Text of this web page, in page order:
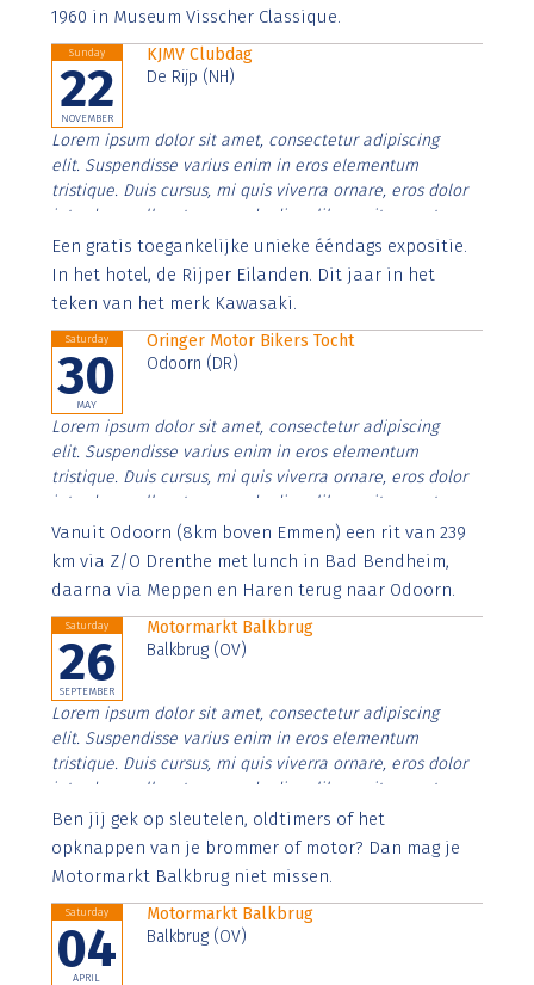
1960 in Museum Visscher Classique.
Sunday
22
NOVEMBER
KJMV Clubdag
De Rijp (NH)
Lorem ipsum dolor sit amet, consectetur adipiscing
elit. Suspendisse varius enim in eros elementum
tristique. Duis cursus, mi quis viverra ornare, eros dolor
interdum nulla, ut commodo diam libero vitae erat.
Aenean faucibus nibh et justo cursus id rutrum lorem
imperdiet. Nunc ut sem vitae risus tristique posuere.
Een gratis toegankelijke unieke ééndags expositie.
In het hotel, de Rijper Eilanden. Dit jaar in het
teken van het merk Kawasaki.
Saturday
30
MAY
Oringer Motor Bikers Tocht
Odoorn (DR)
Lorem ipsum dolor sit amet, consectetur adipiscing
elit. Suspendisse varius enim in eros elementum
tristique. Duis cursus, mi quis viverra ornare, eros dolor
interdum nulla, ut commodo diam libero vitae erat.
Aenean faucibus nibh et justo cursus id rutrum lorem
imperdiet. Nunc ut sem vitae risus tristique posuere.
Vanuit Odoorn (8km boven Emmen) een rit van 239
km via Z/O Drenthe met lunch in Bad Bendheim,
daarna via Meppen en Haren terug naar Odoorn.
Saturday
26
SEPTEMBER
Motormarkt Balkbrug
Balkbrug (OV)
Lorem ipsum dolor sit amet, consectetur adipiscing
elit. Suspendisse varius enim in eros elementum
tristique. Duis cursus, mi quis viverra ornare, eros dolor
interdum nulla, ut commodo diam libero vitae erat.
Aenean faucibus nibh et justo cursus id rutrum lorem
imperdiet. Nunc ut sem vitae risus tristique posuere.
Ben jij gek op sleutelen, oldtimers of het
opknappen van je brommer of motor? Dan mag je
Motormarkt Balkbrug niet missen.
Saturday
04
APRIL
Motormarkt Balkbrug
Balkbrug (OV)